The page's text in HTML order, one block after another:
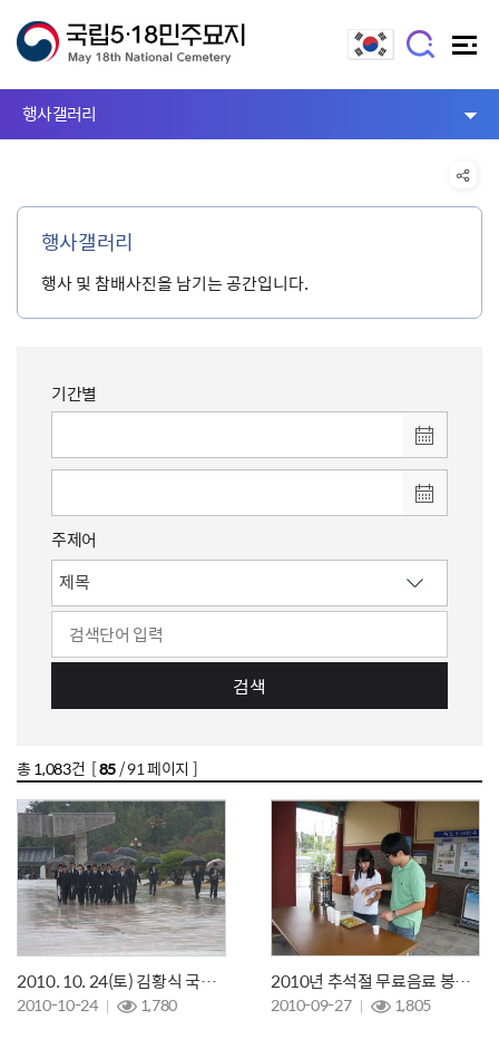
행사갤러리
행사갤러리
행사 및 참배사진을 남기는 공간입니다.
기간별
주제어
검색
총 1,083건 [85/ 91 페이지 ]
2010. 10. 24(토) 김황식 국무총리 참배
2010-10-24
1,780
2010년 추석절 무료음료 봉사 실시
2010-09-27
1,805